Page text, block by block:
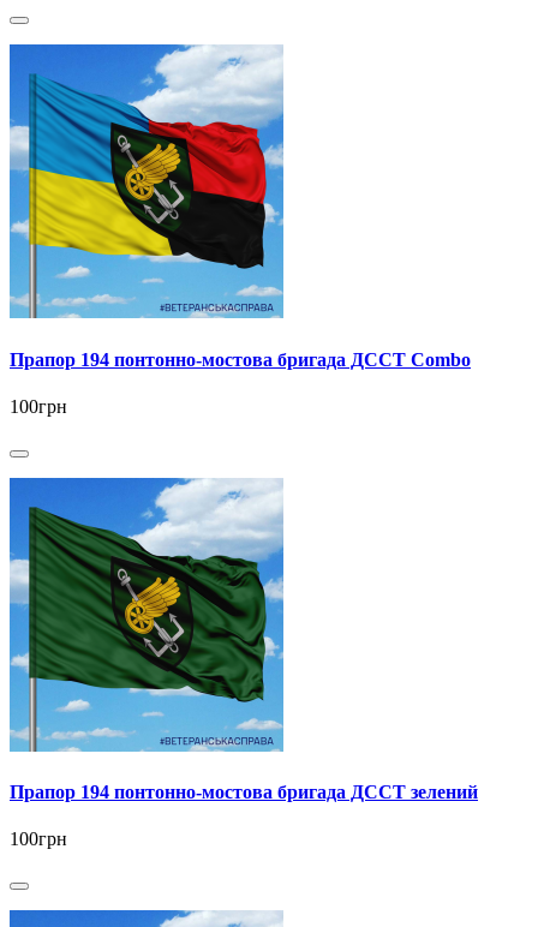
Прапор 194 понтонно-мостова бригада ДССТ Combo
100грн
Прапор 194 понтонно-мостова бригада ДССТ зелений
100грн